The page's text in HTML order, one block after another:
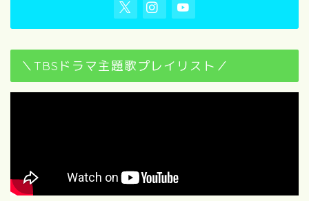
＼TBSドラマ主題歌プレイリスト／